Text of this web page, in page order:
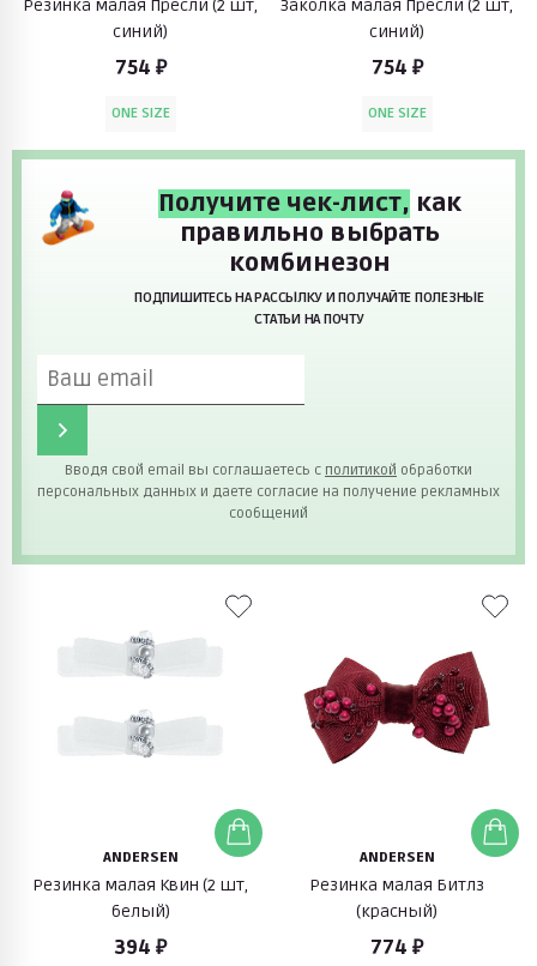
Резинка малая Пресли (2 шт,
синий)
754 ₽
ONE SIZE
Заколка малая Пресли (2 шт,
синий)
754 ₽
ONE SIZE
Получите чек-лист, как
правильно выбрать
комбинезон
ПОДПИШИТЕСЬ НА РАССЫЛКУ И ПОЛУЧАЙТЕ ПОЛЕЗНЫЕ
СТАТЬИ НА ПОЧТУ
Вводя свой email вы соглашаетесь с политикой обработки
персональных данных и даете согласие на получение рекламных
сообщений
ANDERSEN
Резинка малая Квин (2 шт,
белый)
394 ₽
ANDERSEN
Резинка малая Битлз
(красный)
774 ₽